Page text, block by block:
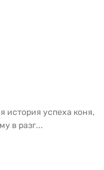
история успеха коня,
в разг...